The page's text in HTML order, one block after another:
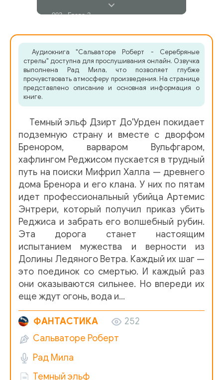
003 _Глава 2
004
005_Глава 3
006
009_Глава 5
010
011
012_Глава 6
013
015_Глава 7
017_Книга 2_Глава 8
019
020_Глава 9
Аудиокнига "Сальваторе Роберт - Серебряные
стрелы" доступна для прослушивания онлайн. Озвучка
выполнена Рад Мила, что позволяет глубже
прочувствовать атмосферу произведения. На странице
представлено описание и основная информация о
книге.
Темный эльф Дзирт До'Урден покидает
подземную страну и вместе с дворфом
Бренором, варваром Вульфгаром,
хафлингом Реджисом пускается в трудный
путь на поиски Мифрил Халла — древнего
дома Бренора и его клана. У них по пятам
идет профессиональный убийца Артемис
Энтрери, который получил приказ убить
Реджиса и забрать его волшебный рубин.
Эта дорога станет настоящим
испытанием мужества и верности из
Долины Ледяного Ветра. Каждый их шаг —
это поединок со смертью. И каждый раз
они оказываются сильнее. Но впереди их
еще ждут огонь, вода и…
ФАНТАСТИКА
252
Сальваторе Роберт
Рад Мила
Темный эльф